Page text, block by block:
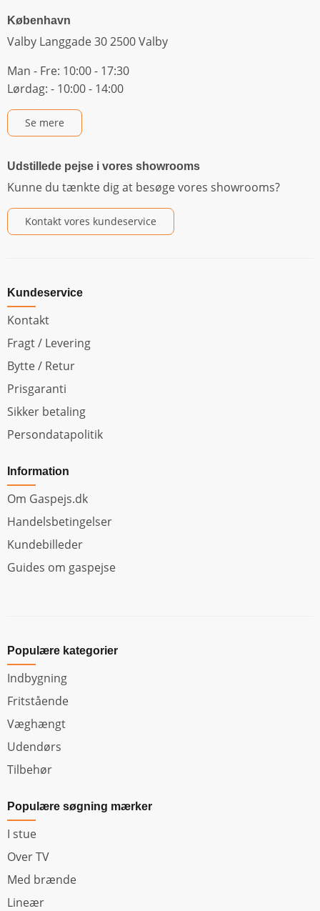
København
Valby Langgade 30 2500 Valby
Man - Fre: 10:00 - 17:30
Lørdag: - 10:00 - 14:00
Se mere
Udstillede pejse i vores showrooms
Kunne du tænkte dig at besøge vores showrooms?
Kontakt vores kundeservice
Kundeservice
Kontakt
Fragt / Levering
Bytte / Retur
Prisgaranti
Sikker betaling
Persondatapolitik
Information
Om Gaspejs.dk
Handelsbetingelser
Kundebilleder
Guides om gaspejse
Populære kategorier
Indbygning
Fritstående
Væghængt
Udendørs
Tilbehør
Populære søgning mærker
I stue
Over TV
Med brænde
Lineær